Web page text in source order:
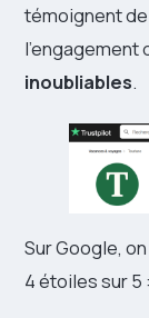
témoignent
l’engagement
inoubliables.
Sur Google,
4 étoiles sur 5 :